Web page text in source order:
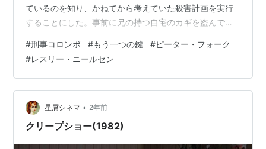
ているのを知り、かねてから考えていた殺害計画を実行
することにした。事前に兄の持つ自宅のカギを盗んでお
屋の窓を叩くことだろう。「防犯ベルのスイッチを切る
から窓から入ってきて」と指示したところで射殺すれ
ば、強盗の侵入と勘違いして撃ってしまったという、正
当防衛の事故として処理されることだろう。しかし、誤
算が生じた。ブライスは持っていたスペアキーで玄関か
ら家に入り、突然内のドアからベスの部屋に入ってきた
#刑事コロンボ #もう一つの鍵 #ピーター・フォーク
#レスリー・ニールセン
星屑シネマ • 2年前
クリープショー(1982)